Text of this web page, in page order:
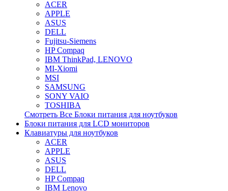
ACER
APPLE
ASUS
DELL
Fujitsu-Siemens
HP Compaq
IBM ThinkPad, LENOVO
MI-Xiomi
MSI
SAMSUNG
SONY VAIO
TOSHIBA
Смотреть Все Блоки питания для ноутбуков
Блоки питания для LCD мониторов
Клавиатуры для ноутбуков
ACER
APPLE
ASUS
DELL
HP Compaq
IBM Lenovo